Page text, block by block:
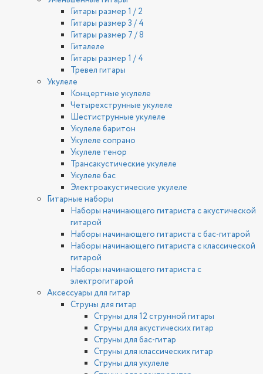
Гитары размер 1 / 2
Гитары размер 3 / 4
Гитары размер 7 / 8
Гиталеле
Гитары размер 1 / 4
Тревел гитары
Укулеле
Концертные укулеле
Четырехструнные укулеле
Шестиструнные укулеле
Укулеле баритон
Укулеле сопрано
Укулеле тенор
Трансакустические укулеле
Укулеле бас
Электроакустические укулеле
Гитарные наборы
Наборы начинающего гитариста с акустической
гитарой
Наборы начинающего гитариста с бас-гитарой
Наборы начинающего гитариста с классической
гитарой
Наборы начинающего гитариста с
электрогитарой
Аксессуары для гитар
Струны для гитар
Струны для 12 струнной гитары
Струны для акустических гитар
Струны для бас-гитар
Струны для классических гитар
Струны для укулеле